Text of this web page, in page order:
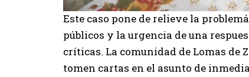
Este caso pone de relieve la
públicos y la urgencia de una
críticas. La comunidad de Lomas de
tomen cartas en el asunto de